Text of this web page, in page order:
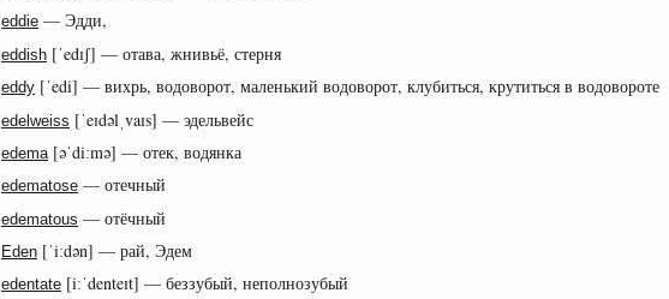
eddie — Эдди,
eddish [ˈedɪʃ] — отава, жнивьё, стерня
eddy [ˈedi] — вихрь, водоворот, маленький водоворот, клубиться, крутиться в водовороте
edelweiss [ˈeɪdəlˌvaɪs] — эдельвейс
edema[əˈdiːmə] — отек, водянка
edematose — отечный
edematous — отёчный
Eden [ˈiːdən] — рай, Эдем
edentate [iːˈdenteɪt] — беззубый, неполнозубый